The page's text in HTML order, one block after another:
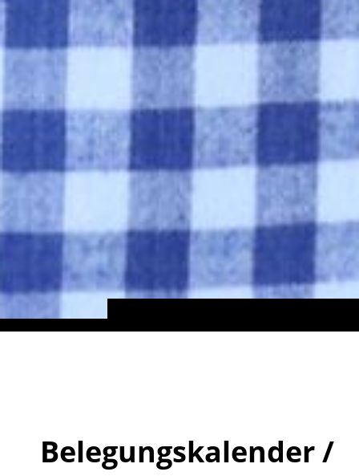
Belegungskalender /